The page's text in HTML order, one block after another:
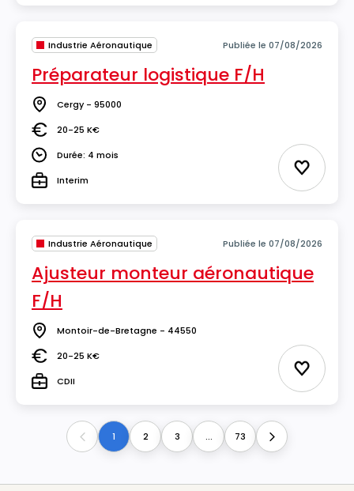
Industrie Aéronautique Publiée le 07/08/2026
Préparateur logistique F/H
Lieu Cergy - 95000
Salaire20-25 K€
DuréeDurée: 4 mois
TypeInterim Ajouter
Industrie Aéronautique Publiée le 07/08/2026
Ajusteur monteur aéronautique
F/H
Lieu Montoir-de-Bretagne - 44550
Salaire20-25 K€
TypeCDII Ajouter
Previous1 2 3 ... 73 Next